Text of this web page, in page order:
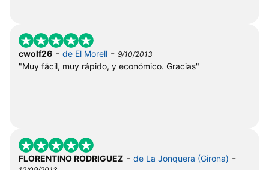
cwolf26 - de El Morell - 9/10/2013
"Muy fácil, muy rápido, y económico. Gracias"
FLORENTINO RODRIGUEZ - de La Jonquera (Girona) -